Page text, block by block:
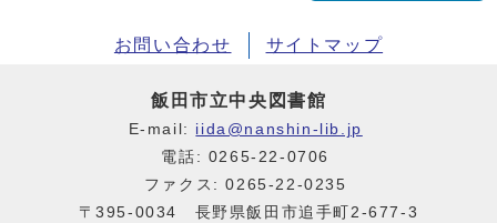
お問い合わせ サイトマップ
飯田市立中央図書館
E-mail: iida@nanshin-lib.jp
電話: 0265-22-0706
ファクス: 0265-22-0235
〒395-0034 長野県飯田市追手町2-677-3